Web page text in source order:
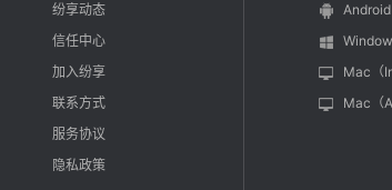
纷享动态
信任中心
加入纷享
联系方式
服务协议
隐私政策
Android
Mac（
Mac（